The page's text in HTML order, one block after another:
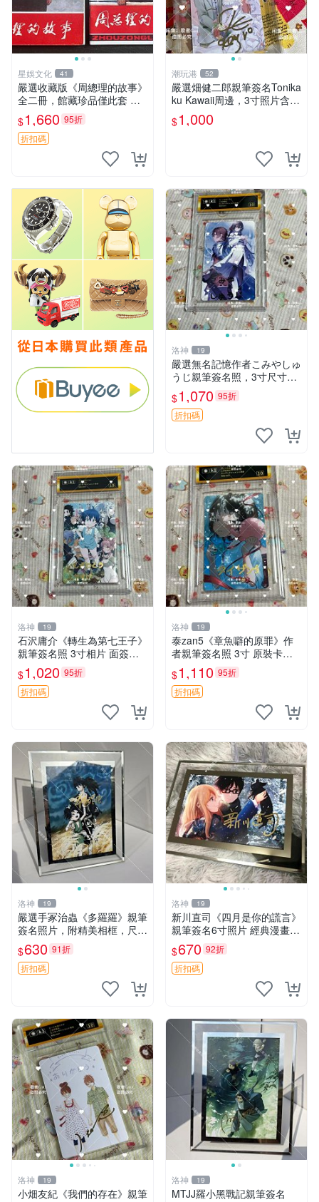
星娛文化 41
嚴選收藏版《周總理的故事》
全二冊，館藏珍品僅此套 周
總理 故事 紀念畫冊
$1,660 95折
折扣碼
潮玩港 52
嚴選畑健二郎親筆簽名Tonika
ku Kawaii周邊，3寸照片含原
裝卡匣。收藏家直供，保真可
靠。 Tonikaku Kawaii 畑健二
$1,000
洛神 19
嚴選無名記憶作者こみやしゅ
うじ親筆簽名照，3寸尺寸附
原裝卡榫，收藏級真跡。支持
權威鑒定，包相框精美包裝郵
遞。 無名記憶 こみやしゅう
$1,070 95折
折扣碼
洛神 19
石沢庸介《轉生為第七王子》
親筆簽名照 3寸相片 面簽正
品 包相框 轉生為第七王子 石
沢庸介 周邊
$1,020 95折
折扣碼
洛神 19
泰zan5《章魚噼的原罪》作
者親筆簽名照 3寸 原裝卡磚
收藏級照片 章魚噼 原罪 泰za
n5
$1,110 95折
折扣碼
洛神 19
嚴選手冢治蟲《多羅羅》親筆
簽名照片，附精美相框，尺寸
17.8x12.7cm 多羅羅 簽名照
相框 限量收藏
$630 91折
折扣碼
洛神 19
新川直司《四月是你的謊言》
親筆簽名6寸照片 經典漫畫周
邊收藏 四月是你的謊言 親筆
簽名 漫畫周邊 收藏品
$670 92折
折扣碼
洛神 19
小畑友紀《我們的存在》親筆
洛神 19
MTJJ羅小黑戰記親筆簽名